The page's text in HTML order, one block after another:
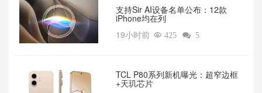
支持Sir AI设备名单公布：12款
iPhone均在列
19小时前  425  5
TCL P80系列新机曝光：超窄边框
+天玑芯片